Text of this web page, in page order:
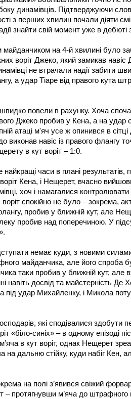
динамівців. Підтверджуючи
з перших хвилин почали діяти
знайти свій момент уже в дебюті
на 4-й хвилині було
воріт Джеко, який замикав
не втрачали надії забити
а удар Тіаре від правого кута
швидко повели в рахунку. Хоча
Джеко пробив у Кена, а на удар
атаці м'яч усе ж опинився в сітці
навіс із правого флангу
в кут воріт – 1:0.
часи в плані результатів,
Кена, і Нещерет, вчасно
хоч і намагалися
спокійно не було – зокрема,
пробив у ближній кут, але
пробив над поперечиною. У
немає куди, з новими
майданчика, але його спроба
таки пробив у ближній кут, але
навіть досвід та майстерність Де
під удар Михайленку, і Микола
які сподівалися здобути
«біло-синіх» – в одному епізоді
в кут воріт, однак Нещерет
на дальню стійку, куди набіг Кен,
на полі з’явився свіжий
– протягнувши м’яча до штрафного